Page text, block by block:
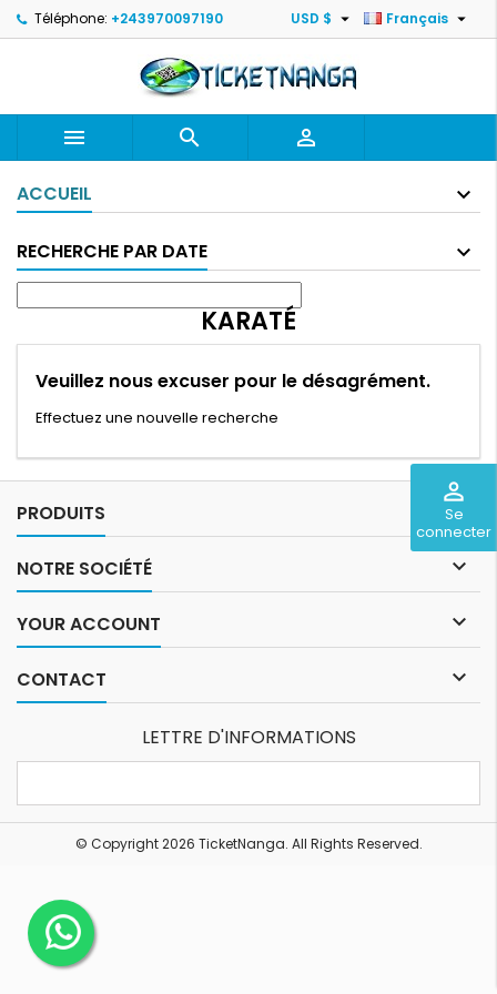
Téléphone: +243970097190 Français 
USD $ 
perm_identity
Se
connecter
  
ACCUEIL
RECHERCHE PAR DATE
KARATÉ
Veuillez nous excuser pour le désagrément.
Effectuez une nouvelle recherche
PRODUITS 
NOTRE SOCIÉTÉ 
YOUR ACCOUNT 
CONTACT 
LETTRE D'INFORMATIONS
© Copyright 2026 TicketNanga. All Rights Reserved.